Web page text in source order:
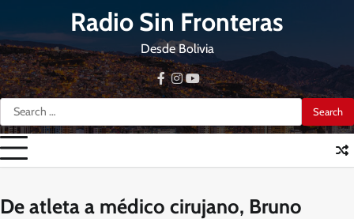
content
Radio Sin Fronteras
Desde Bolivia
Search
for:
facebook
instagram
youtube
De atleta a médico cirujano, Bruno